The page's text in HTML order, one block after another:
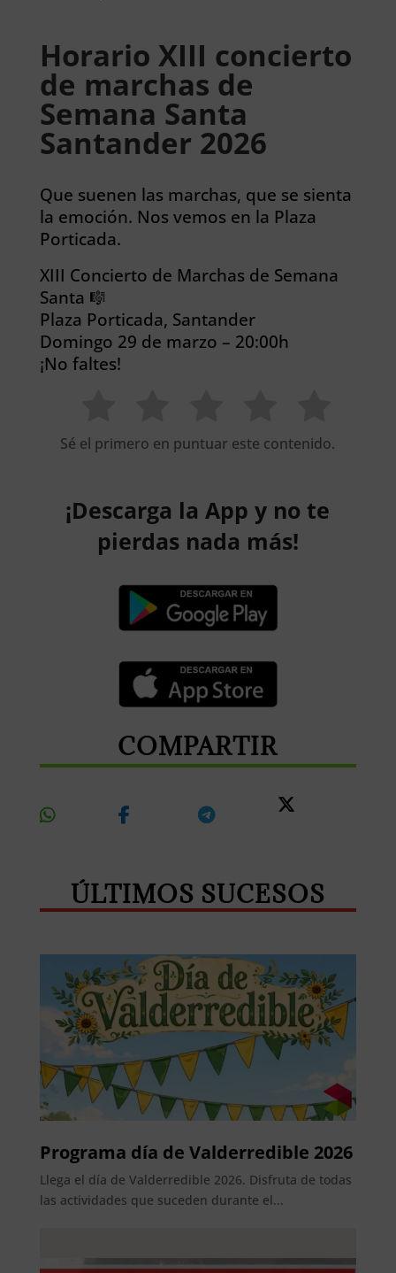
Horario XIII concierto
de marchas de
Semana Santa
Santander 2026
Que suenen las marchas, que se sienta
la emoción. Nos vemos en la Plaza
Porticada.
XIII Concierto de Marchas de Semana
Santa 🎼
Plaza Porticada, Santander
Domingo 29 de marzo – 20:00h
¡No faltes!
Sé el primero en puntuar este contenido.
¡Descarga la App y no te
pierdas nada más!
COMPARTIR
ÚLTIMOS SUCESOS
Programa día de Valderredible 2026
Llega el día de Valderredible 2026. Disfruta de todas
las actividades que suceden durante el...